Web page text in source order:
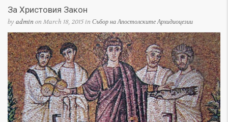
За Христовия Закон
by adminon March 18, 2015 in Събор на Апостолските Архидиоцезии